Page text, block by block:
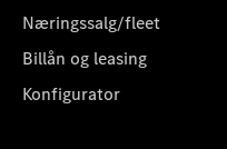
Næringssalg/fleet
Billån og leasing
Konfigurator